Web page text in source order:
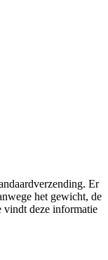
Er
het gewicht, de
vindt deze informatie